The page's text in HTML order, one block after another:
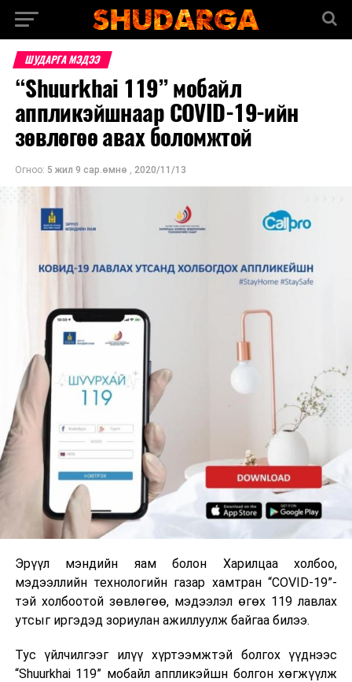
ШУДАРГА МЭДЭЭ
“Shuurkhai 119” мобайл
аппликэйшнаар COVID-19-ийн
зөвлөгөө авах боломжтой
Огноо: 5 жил 9 сар.өмнө , 2020/11/13
Эрүүл мэндийн яам болон Харилцаа холбоо,
мэдээллийн технологийн газар хамтран “COVID-19”-
тэй холбоотой зөвлөгөө, мэдээлэл өгөх 119 лавлах
утсыг иргэдэд зориулан ажиллуулж байгаа билээ.
Тус үйлчилгээг илүү хүртээмжтэй болгох үүднээс
“Shuurkhai 119” мобайл аппликэйшн болгон хөгжүүлж